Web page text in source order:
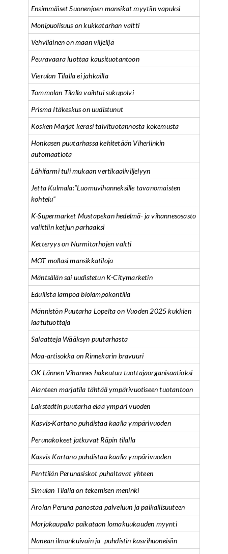
Ensimmäiset Suonenjoen mansikat myytiin vapuksi
Monipuolisuus on kukkatarhan valtti
Vehviläinen on maan viljelijä
Peuravaara luottaa kausituotantoon
Vierulan Tilalla ei jahkailla
Tommolan Tilalla vaihtui sukupolvi
Prisma Itäkeskus on uudistunut
Kosken Marjat keräsi talvituotannosta kokemusta
Honkasen puutarhassa kehitetään Viherlinkin
automaatiota
Lähifarmi tuli mukaan vertikaaliviljelyyn
Jetta Kulmala:”Luomuvihanneksille tavanomaisten
kohtelu”
K-Supermarket Mustapekan hedelmä- ja vihannesosasto
valittiin ketjun parhaaksi
Ketteryys on Nurmitarhojen valtti
MOT mollasi mansikkatiloja
Mäntsälän sai uudistetun K-Citymarketin
Edullista lämpöä biolämpökontilla
Männistön Puutarha Lopelta on Vuoden 2025 kukkien
laatutuottaja
Salaatteja Wääksyn puutarhasta
Maa-artisokka on Rinnekarin bravuuri
OK Lännen Vihannes hakeutuu tuottajaorganisaatioksi
Alanteen marjatila tähtää ympärivuotiseen tuotantoon
Lakstedtin puutarha elää ympäri vuoden
Kasvis-Kartano puhdistaa kaalia ympärivuoden
Perunakokeet jatkuvat Räpin tilalla
Kasvis-Kartano puhdistaa kaalia ympärivuoden
Penttilän Perunasiskot puhaltavat yhteen
Simulan Tilalla on tekemisen meninki
Arolan Peruna panostaa palveluun ja paikallisuuteen
Marjakaupalla paikataan lomakuukauden myynti
Nanean ilmankuivain ja -puhdistin kasvihuoneisiin